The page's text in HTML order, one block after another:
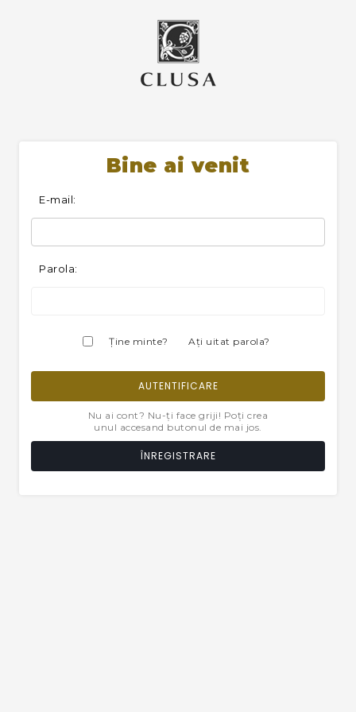
Bine ai venit
E-mail:
Parola:
Ţine minte? Aţi uitat parola?
AUTENTIFICARE
Nu ai cont? Nu-ți face griji! Poți crea
unul accesand butonul de mai jos.
ÎNREGISTRARE